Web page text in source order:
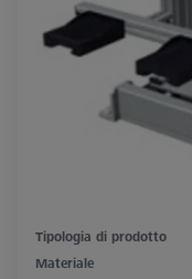
Tipologia di prodotto
Materiale